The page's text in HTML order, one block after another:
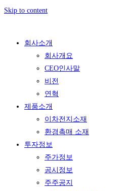
Skip to content
회사소개
회사개요
CEO인사말
비전
연혁
제품소개
이차전지소재
환경촉매 소재
투자정보
주가정보
공시정보
주주공지